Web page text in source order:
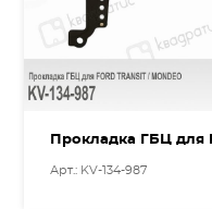
Прокладка ГБЦ для
Арт.: KV-134-987